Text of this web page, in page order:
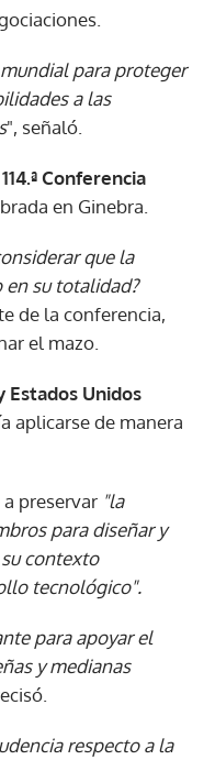
para proteger
a las
", señaló.
114.ª Conferencia
en Ginebra.
que la
su totalidad?
de la conferencia,
el mazo.
Estados Unidos
aplicarse de manera
preservar "la
para diseñar y
contexto
tecnológico".
para apoyar el
y medianas
respecto a la